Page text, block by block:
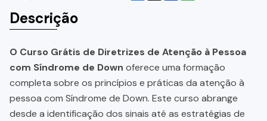
Descrição
O Curso Grátis de Diretrizes de Atenção à Pessoa
com Síndrome de Down oferece uma formação
completa sobre os princípios e práticas da atenção à
pessoa com Síndrome de Down. Este curso abrange
desde a identificação dos sinais até as estratégias de